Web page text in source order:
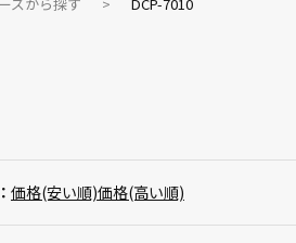
価格(安い順)価格(高い順)